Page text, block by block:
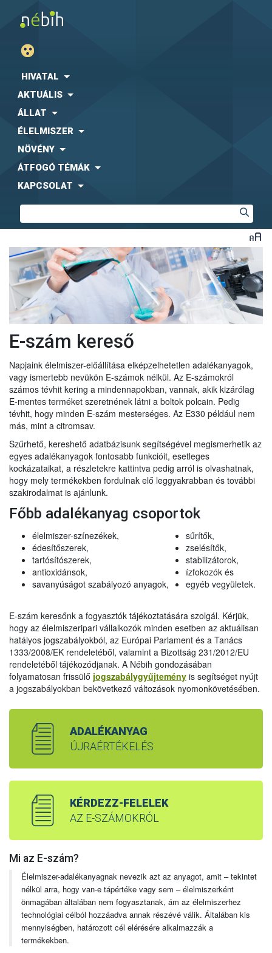
HIVATAL
AKTUÁLIS
ÁLLAT
ÉLELMISZER
NÖVÉNY
ÁTFOGÓ TÉMÁK
KAPCSOLAT
E-szám kereső
Napjaink élelmiszer-előállítása elképzelhetetlen adalékanyagok,
vagy ismertebb nevükön E-számok nélkül. Az E-számokról
számos tévhit kering a mindennapokban, vannak, akik kizárólag
E-mentes terméket szeretnének látni a boltok polcain. Pedig
tévhit, hogy minden E-szám mesterséges. Az E330 például nem
más, mint a citromsav.
Szűrhető, kereshető adatbázisunk segítségével megismerhetik az
egyes adalékanyagok fontosabb funkcióit, esetleges
kockázataikat, a részletekre kattintva pedig arról is olvashatnak,
hogy mely termékekben fordulnak elő leggyakrabban és további
szakirodalmat is ajánlunk.
Főbb adalékanyag csoportok
élelmiszer-színezékek,
édesítőszerek,
tartósítószerek,
antioxidánsok,
savanyúságot szabályozó anyagok,
sűrítők,
zselésítők,
stabilizátorok,
ízfokozók és
egyéb vegyületek.
E-szám keresőnk a fogyasztók tájékoztatására szolgál. Kérjük,
hogy az élelmiszeripari vállalkozók minden esetben az aktuálisan
hatályos jogszabályokból, az Európai Parlament és a Tanács
1333/2008/EK rendeletéből, valamint a Bizottság 231/2012/EU
rendeletéből tájékozódjanak. A Nébih gondozásában
folyamatosan frissülő jogszabálygyűjtemény is segítséget nyújt
a jogszabályokban bekövetkező változások nyomonkövetésében.
ADALÉKANYAG
ÚJRAÉRTÉKELÉS
KÉRDEZZ-FELELEK
AZ E-SZÁMOKRÓL
Mi az E-szám?
Élelmiszer-adalékanyagnak nevezik azt az anyagot, amit – tekintet
nélkül arra, hogy van-e tápértéke vagy sem – élelmiszerként
önmagában általában nem fogyasztanak, ám az élelmiszerhez
technológiai célból hozzáadva annak részévé válik. Általában kis
mennyiségben, határozott cél elérésére alkalmazzák a
termékekben.